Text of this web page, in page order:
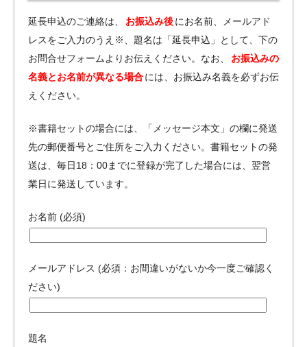
延長申込のご連絡は、 お振込み後にお名前、メールアド
レスをご入力のうえ※、題名は「延長申込」として、下の
お問合せフォームよりお伝えください。なお、
お振込みの
名義とお名前が異なる場合には、お振込み名義を必ずお伝
えください。
※書籍セットの場合には、「メッセージ本文」の欄に発送
先の郵便番号とご住所をご入力ください。書籍セットの発
送は、毎日18：00までに登録が完了した場合には、翌営
業日に発送しています。
お名前 (必須)
メールアドレス (必須：お間違いがないか今一度ご確認く
ださい)
題名